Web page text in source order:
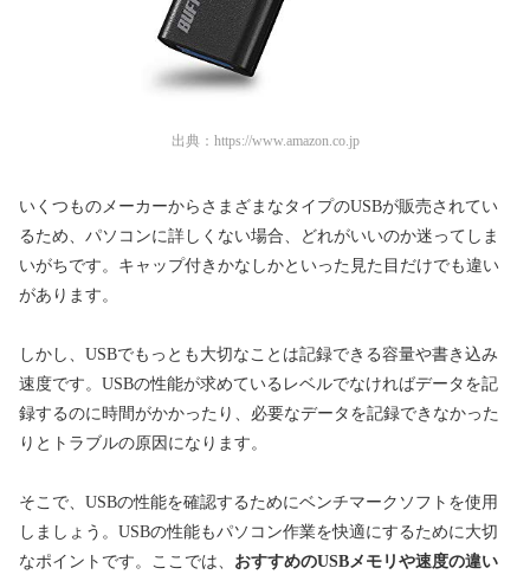
出典： https://www.amazon.co.jp
いくつものメーカーからさまざまなタイプのUSBが販売されてい
るため、パソコンに詳しくない場合、どれがいいのか迷ってしま
いがちです。キャップ付きかなしかといった見た目だけでも違い
があります。
しかし、USBでもっとも大切なことは記録できる容量や書き込み
速度です。USBの性能が求めているレベルでなければデータを記
録するのに時間がかかったり、必要なデータを記録できなかった
りとトラブルの原因になります。
そこで、USBの性能を確認するためにベンチマークソフトを使用
しましょう。USBの性能もパソコン作業を快適にするために大切
なポイントです。ここでは、 おすすめのUSBメモリや速度の違い